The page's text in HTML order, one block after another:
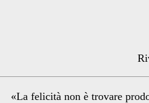
«La felicità non è trovare